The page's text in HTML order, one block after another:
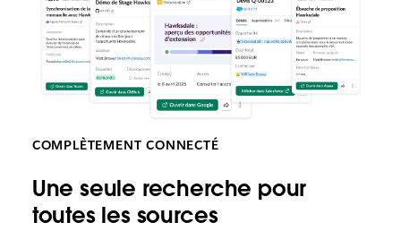
COMPLÈTEMENT CONNECTÉ
Une seule recherche pour
toutes les sources